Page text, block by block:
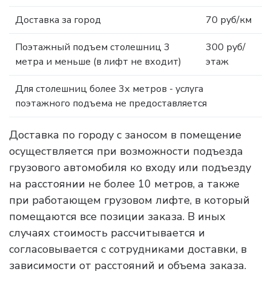
Доставка за город 70 руб/км
Поэтажный подъем столешниц 3
метра и меньше (в лифт не входит)
300 руб/
этаж
Для столешниц более 3х метров - услуга
поэтажного подъема не предоставляется
Доставка по городу с заносом в помещение
осуществляется при возможности подъезда
грузового автомобиля ко входу или подъезду
на расстоянии не более 10 метров, а также
при работающем грузовом лифте, в который
помещаются все позиции заказа. В иных
случаях стоимость рассчитывается и
согласовывается с сотрудниками доставки, в
зависимости от расстояний и объема заказа.